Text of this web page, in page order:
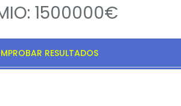
1500000€
RESULTADOS